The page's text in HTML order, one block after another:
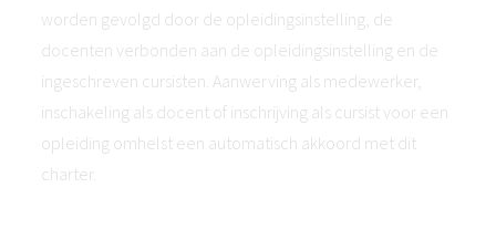
worden gevolgd door de opleidingsinstelling, de
docenten verbonden aan de opleidingsinstelling en de
ingeschreven cursisten. Aanwerving als medewerker,
inschakeling als docent of inschrijving als cursist voor een
opleiding omhelst een automatisch akkoord met dit
charter.